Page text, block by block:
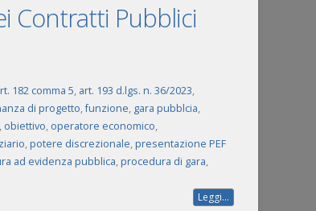
Contratti Pubblici
182 comma 5, art. 193 d.lgs. n. 36/2023,
di progetto,funzione, gara pubblcia,
obiettivo, operatore economico,
,potere discrezionale,presentazione PEF
ad evidenza pubblica,procedura di gara,
Leggi...